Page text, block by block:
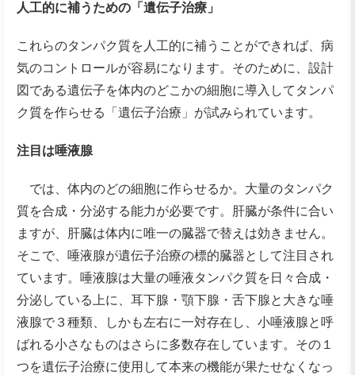
人工的に補うための「遺伝子治療」
これらのタンパク質を人工的に補うことができれば、病
気のコントロールが容易になります。そのために、設計
図である遺伝子を体内のどこかの細胞に導入してタンパ
ク質を作らせる「遺伝子治療」が試みられています。
注目は唾液腺
では、体内のどの細胞に作らせるか。大量のタンパク
質を合成・分泌する能力が必要です。肝臓が条件に合い
ますが、肝臓は体内に唯一の臓器で替えは効きません。
そこで、唾液腺が遺伝子治療の標的臓器として注目され
ています。唾液腺は大量の唾液タンパク質を日々合成・
分泌している上に、耳下腺・顎下腺・舌下腺と大きな唾
液腺で３種類、しかも左右に一対存在し、小唾液腺と呼
ばれる小さなものはさらに多数存在しています。その１
つを遺伝子治療に使用して本来の機能が果たせなくなっ